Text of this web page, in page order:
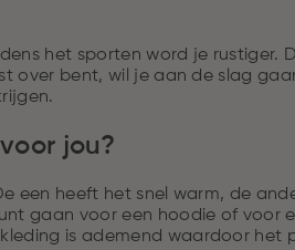
het sporten word je rustiger.
over bent, wil je aan de slag
jou?
een heeft het snel warm, de
gaan voor een hoodie of
is ademend waardoor het